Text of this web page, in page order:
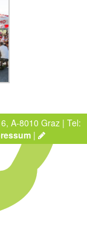
A-8010 Graz | Tel:
|